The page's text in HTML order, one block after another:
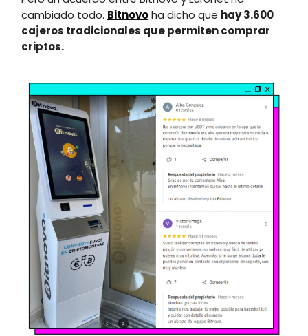
cambiado todo. Bitnovoha dicho que hay 3.600
cajeros tradicionales que permiten comprar
criptos.